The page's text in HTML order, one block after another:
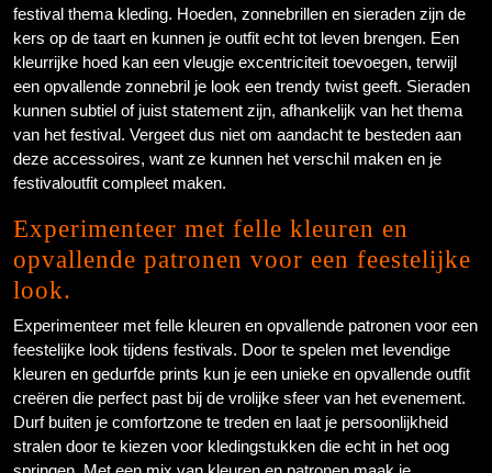
festival thema kleding. Hoeden, zonnebrillen en sieraden zijn de
kers op de taart en kunnen je outfit echt tot leven brengen. Een
kleurrijke hoed kan een vleugje excentriciteit toevoegen, terwijl
een opvallende zonnebril je look een trendy twist geeft. Sieraden
kunnen subtiel of juist statement zijn, afhankelijk van het thema
van het festival. Vergeet dus niet om aandacht te besteden aan
deze accessoires, want ze kunnen het verschil maken en je
festivaloutfit compleet maken.
Experimenteer met felle kleuren en
opvallende patronen voor een feestelijke
look.
Experimenteer met felle kleuren en opvallende patronen voor een
feestelijke look tijdens festivals. Door te spelen met levendige
kleuren en gedurfde prints kun je een unieke en opvallende outfit
creëren die perfect past bij de vrolijke sfeer van het evenement.
Durf buiten je comfortzone te treden en laat je persoonlijkheid
stralen door te kiezen voor kledingstukken die echt in het oog